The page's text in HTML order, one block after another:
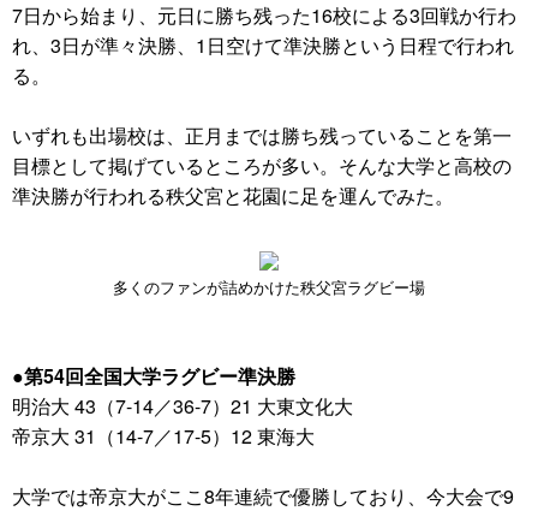
7日から始まり、元日に勝ち残った16校による3回戦か行わ
れ、3日が準々決勝、1日空けて準決勝という日程で行われ
る。
いずれも出場校は、正月までは勝ち残っていることを第一
目標として掲げているところが多い。そんな大学と高校の
準決勝が行われる秩父宮と花園に足を運んでみた。
多くのファンが詰めかけた秩父宮ラグビー場
●第54回全国大学ラグビー準決勝
明治大 43（7-14／36-7）21 大東文化大
帝京大 31（14-7／17-5）12 東海大
大学では帝京大がここ8年連続で優勝しており、今大会で9